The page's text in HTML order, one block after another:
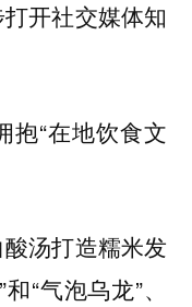
开社交媒体知
抱“在地饮食文
汤打造糯米发
“气泡乌龙”、